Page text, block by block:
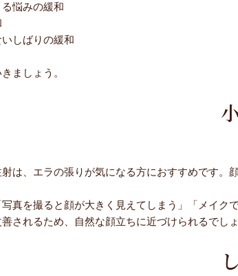
悩みの緩和
しばりの緩和
ましょう。
は、エラの張りが気になる方におすすめです。
真を撮ると顔が大きく見えてしまう」「メイ
されるため、自然な顔立ちに近づけられるでしょ